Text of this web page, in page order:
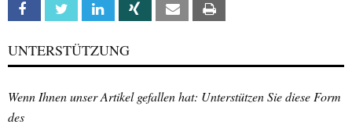
Facebook Twitter Linkedin Xing Email
UNTERSTÜTZUNG
Wenn Ihnen unser Artikel gefallen hat: Unterstützen Sie diese Form
des